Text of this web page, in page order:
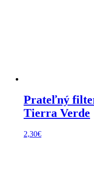
Prateľný
Tierra Verde
2,30€